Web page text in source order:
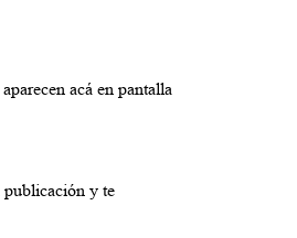
aparecen acá en pantalla
publicación y te